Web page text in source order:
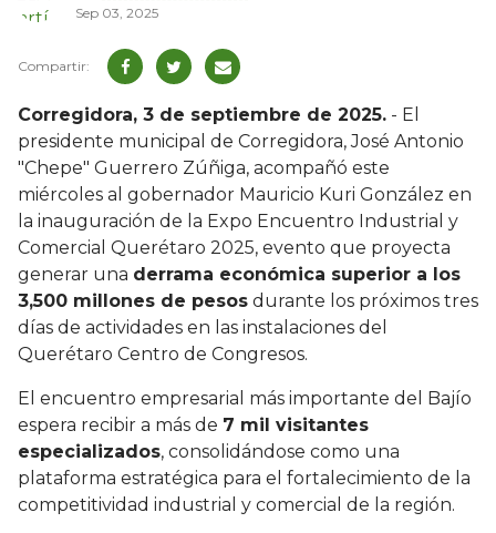
Sep 03, 2025
Corregidora, 3 de septiembre de 2025. - El
presidente municipal de Corregidora, José Antonio
"Chepe" Guerrero Zúñiga, acompañó este
miércoles al gobernador Mauricio Kuri González en
la inauguración de la Expo Encuentro Industrial y
Comercial Querétaro 2025, evento que proyecta
generar una derrama económica superior a los
3,500 millones de pesos durante los próximos tres
días de actividades en las instalaciones del
Querétaro Centro de Congresos.
El encuentro empresarial más importante del Bajío
espera recibir a más de 7 mil visitantes
especializados, consolidándose como una
plataforma estratégica para el fortalecimiento de la
competitividad industrial y comercial de la región.